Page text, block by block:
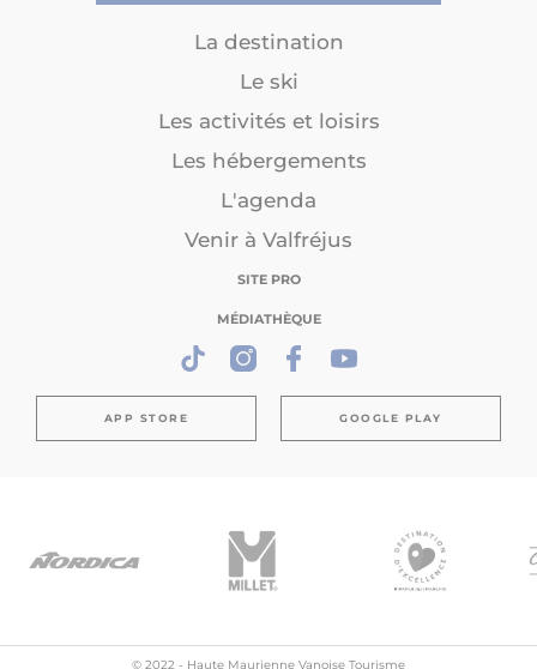
La destination
Le ski
Les activités et loisirs
Les hébergements
L'agenda
Venir à Valfréjus
SITE PRO
MÉDIATHÈQUE
APP STORE GOOGLE PLAY
© 2022 - Haute Maurienne Vanoise Tourisme